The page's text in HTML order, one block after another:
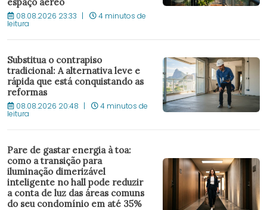
08.08.2026 23:33 4 minutos de
leitura
Substitua o contrapiso
tradicional: A alternativa leve e
rápida que está conquistando as
reformas
08.08.2026 20:48 4 minutos de
leitura
Pare de gastar energia à toa:
como a transição para
iluminação dimerizável
inteligente no hall pode reduzir
a conta de luz das áreas comuns
do seu condomínio em até 35%